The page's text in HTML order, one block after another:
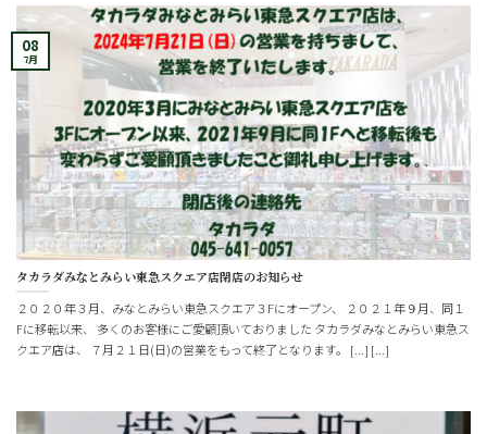
タカラダみなとみらい東急スクエア店閉店のお知らせ
２０２０年３月、みなとみらい東急スクエア３Fにオープン、 ２０２１年９月、同１
Fに移転以来、 多くのお客様にご愛顧頂いておりました タカラダみなとみらい東急ス
クエア店は、 ７月２１日(日)の営業をもって終了となります。 [...] [...]
08
7月